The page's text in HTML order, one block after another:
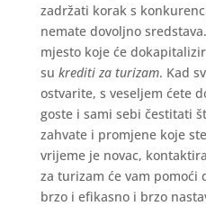
zadržati korak s
nemate dovoljno
mjesto koje će
su krediti za turizam. Kad
ostvarite, s veseljem ćete
goste i sami sebi čestitati
zahvate i promjene koje
vrijeme je novac,
za turizam će vam pomoći
brzo i efikasno i brzo